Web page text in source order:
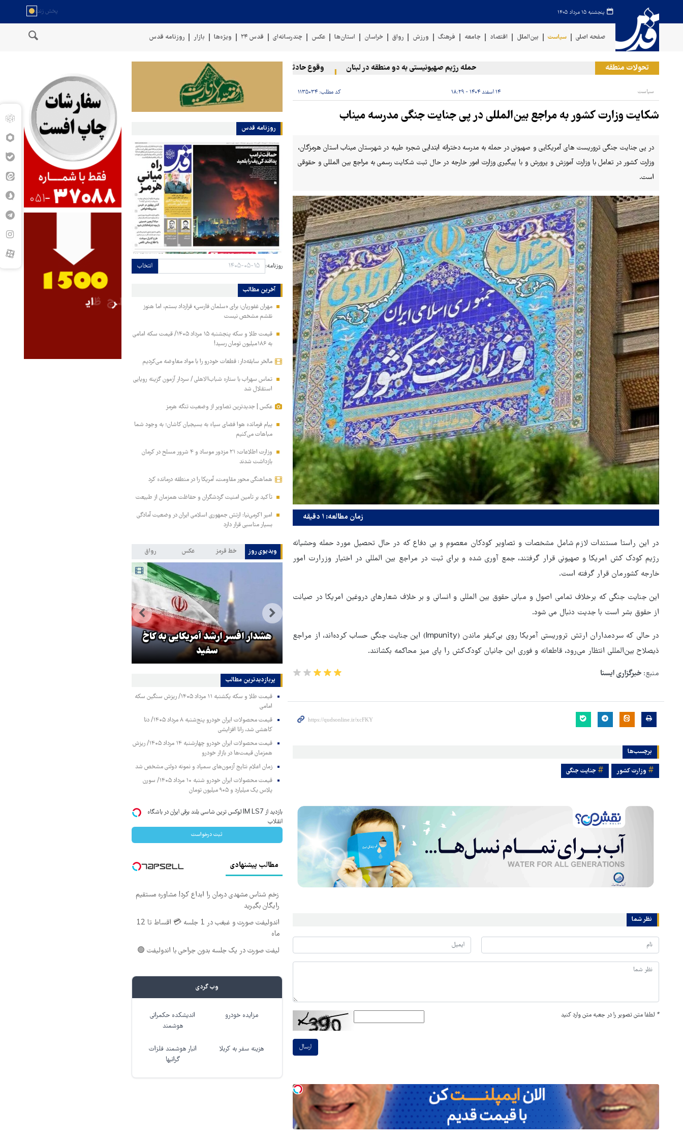
پنجشنبه ۱۵ مرداد ۱۴۰۵
صفحه اصلی سیاست بین‌الملل اقتصاد جامعه فرهنگ ورزش رواق خراسان استان‌ها عکس چندرسانه‌ای قدس ۲۴ ویژه‌ها بازار روزنامه قدس
تحولات منطقه حمله رژیم صهیونیستی به دو منطقه در لبنان وقوع حادثه دریایی در سواحل عمان سخنگوی نیروهای مسلح یمن: کشتی نفتی عربستان را با موشک
سیاست ۱۴ اسفند ۱۴۰۴ - ۱۸:۲۹ کد مطلب: ۱۱۳۵۰۳۴
شکایت وزارت کشور به مراجع بین‌المللی در پی جنایت جنگی مدرسه میناب
در پی جنایت جنگی تروریست های آمریکایی و صهیونی در حمله به مدرسه دخترانه ابتدایی شجره طیبه در شهرستان میناب استان هرمزگان،
وزارت کشور در تعامل با وزارت آموزش و پرورش و با پیگیری وزارت امور خارجه در حال ثبت شکایت رسمی به مراجع بین المللی و حقوقی
است.
زمان مطالعه: ۱ دقیقه
در این راستا مستندات لازم شامل مشخصات و تصاویر کودکان معصوم و بی دفاع که در حال تحصیل مورد حمله وحشیانه
رژیم کودک کش امریکا و صهیونی قرار گرفتند، جمع آوری شده و برای ثبت در مراجع بین المللی در اختیار وزرارت امور
خارجه کشورمان قرار گرفته است.
این جنایت جنگی که برخلاف تمامی اصول و مبانی حقوق بین المللی و انسانی و بر خلاف شعارهای دروغین امریکا در صیانت
از حقوق بشر است با جدیت دنبال می شود.
در حالی که سردمداران ارتش تروریستی آمریکا روی بی‌کیفر ماندن (Impunity) این جنایت جنگی حساب کرده‌اند، از مراجع
ذیصلاح بین‌المللی انتظار می‌رود، قاطعانه و فوری این جانیان کودک‌کش را پای میز محاکمه بکشانند.
منبع: خبرگزاری ایسنا
برچسب‌ها
وزارت کشور جنایت جنگی
نظر شما
* لطفا متن تصویر را در جعبه متن وارد کنید
ارسال
روزنامه قدس
روزنامه: انتخاب
آخرین مطالب
مهران غفوریان: برای «سلمان فارسی» قرارداد بستم، اما هنوز
نقشم مشخص نیست
قیمت طلا و سکه پنجشنبه ۱۵ مرداد ۱۴۰۵/ قیمت سکه امامی
به ۱۸۶میلیون تومان رسید!
مالخر سابقه‌دار: قطعات خودرو را با مواد معاوضه می‌کردیم
تماس سهراب با ستاره شباب‌الاهلی / سردار آزمون گزینه رویایی
استقلال شد
عکس | جدیدترین تصاویر از وضعیت تنگه هرمز
پیام فرمانده هوا فضای سپاه به بسیجیان کاشان؛ به وجود شما
مباهات می‌کنیم
وزارت اطلاعات: ۲۱ مزدور موساد و ۴ شرور مسلح در کرمان
بازداشت شدند
هماهنگی محور مقاومت، آمریکا را در منطقه درمانده کرد
تأکید بر تأمین امنیت گردشگران و حفاظت همزمان از طبیعت
امیر اکرمی‌نیا: ارتش جمهوری اسلامی ایران در وضعیت آمادگی
بسیار مناسبی قرار دارد
ویدیوی روز خط قرمز عکس رواق
صهیونیستی از جهش آمارهای فرار
مردم از اسرائیل!
هماهنگی محور مقاومت، آمریکا را
در منطقه درمانده کرد
هشدار افسر ارشد آمریکایی به کاخ
سفید
پربازدیدترین‌ مطالب
قیمت طلا و سکه یکشنبه ۱۱ مرداد ۱۴۰۵/ ریزش سنگین سکه
امامی
قیمت محصولات ایران خودرو پنج‌شنبه ۸ مرداد ۱۴۰۵/ دنا
کاهشی شد، رانا افزایشی
قیمت محصولات ایران خودرو چهارشنبه ۱۴ مرداد ۱۴۰۵/ ریزش
همزمان قیمت‌ها در بازار خودرو
زمان اعلام نتایج آزمون‌های سمپاد و نمونه دولتی مشخص شد
قیمت محصولات ایران خودرو شنبه ۱۰ مرداد ۱۴۰۵/ سورن
پلاس یک میلیارد و ۹۰۵ میلیون تومان
بازدید از IM LS7 لوکس ترین شاسی بلند برقی ایران در باشگاه
انقلاب
ثبت درخواست
مطالب پیشنهادی
زخم شناس مشهدی درمان را ابداع کرد! مشاوره مستقیم
رایگان بگیرید
اندولیفت صورت و غبغب در 1 جلسه 💳 اقساط تا 12
ماه
لیفت صورت در یک جلسه بدون جراحی با اندولیفت 🟢
وب گردی
مزایده خودرو
اندیشکده حکمرانی
هوشمند
هزینه سفر به کربلا
انبار هوشمند فلزات
گرانبها